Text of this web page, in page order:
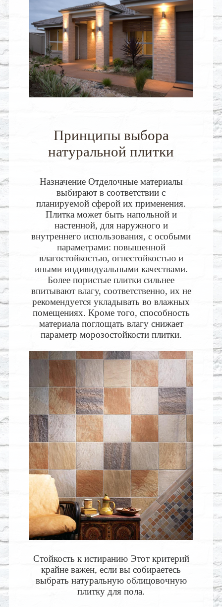
Принципы выбора
натуральной плитки
Назначение Отделочные материалы
выбирают в соответствии с
планируемой сферой их применения.
Плитка может быть напольной и
настенной, для наружного и
внутреннего использования, с особыми
параметрами: повышенной
влагостойкостью, огнестойкостью и
иными индивидуальными качествами.
Более пористые плитки сильнее
впитывают влагу, соответственно, их не
рекомендуется укладывать во влажных
помещениях. Кроме того, способность
материала поглощать влагу снижает
параметр морозостойкости плитки.
Стойкость к истиранию Этот критерий
крайне важен, если вы собираетесь
выбрать натуральную облицовочную
плитку для пола.